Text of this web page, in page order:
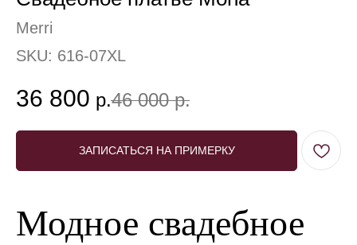
Merri
SKU: 616-07XL
36 800 р.46 000 р.
ЗАПИСАТЬСЯ НА ПРИМЕРКУ
Модное свадебное